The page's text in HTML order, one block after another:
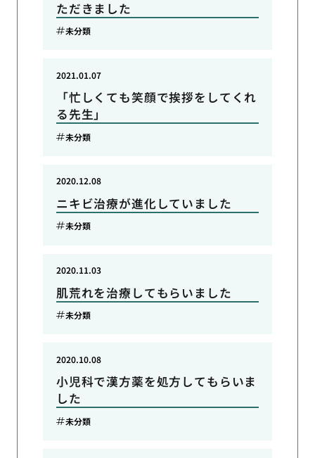
ただきました
未分類
「忙しくても笑顔で挨拶をしてくれ
る先生」
2021.01.07
未分類
ニキビ治療が進化していました
2020.12.08
未分類
肌荒れを治療してもらいました
2020.11.03
未分類
小児科で漢方薬を処方してもらいま
した
2020.10.08
未分類